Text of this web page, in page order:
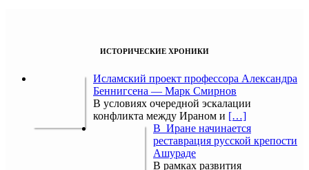
ИСТОРИЧЕСКИЕ ХРОНИКИ
Исламский проект профессора Александра
Беннигсена — Марк Смирнов
В условиях очередной эскалации
конфликта между Ираном и […]
В Иране начинается
реставрация русской крепости
Ашураде
В рамках развития